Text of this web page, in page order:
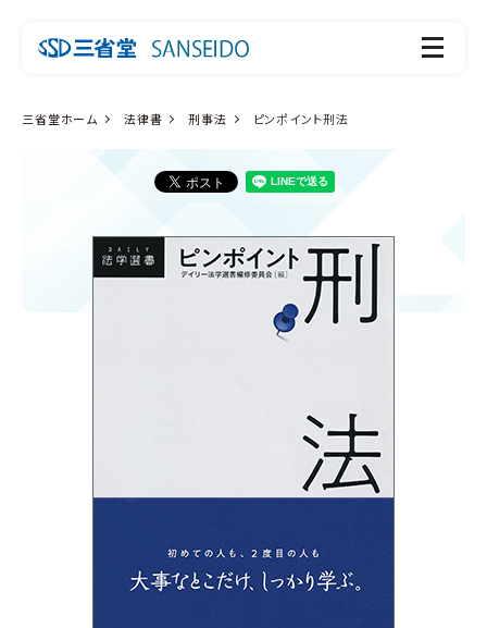
三省堂ホーム 法律書 刑事法 ピンポイント刑法